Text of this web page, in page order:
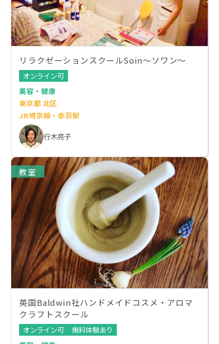
リラクゼーションスクールSoin～ソワン～
オンライン可
美容・健康
東京都 北区
JR埼京線・赤羽駅
行木亮子
教室
英国Baldwin社ハンドメイドコスメ・アロマ
クラフトスクール
オンライン可
無料体験あり